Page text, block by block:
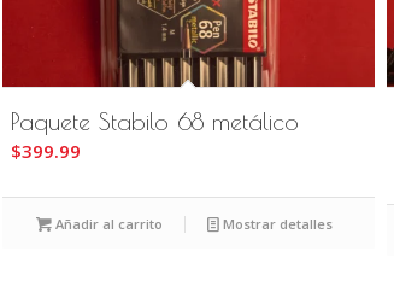
Paquete Stabilo 68 metálico
$399.99
Añadir al carrito Mostrar detalles